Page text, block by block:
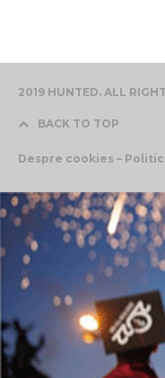
2019 HUNTED. ALL
BACK TO TOP
Despre cookies –